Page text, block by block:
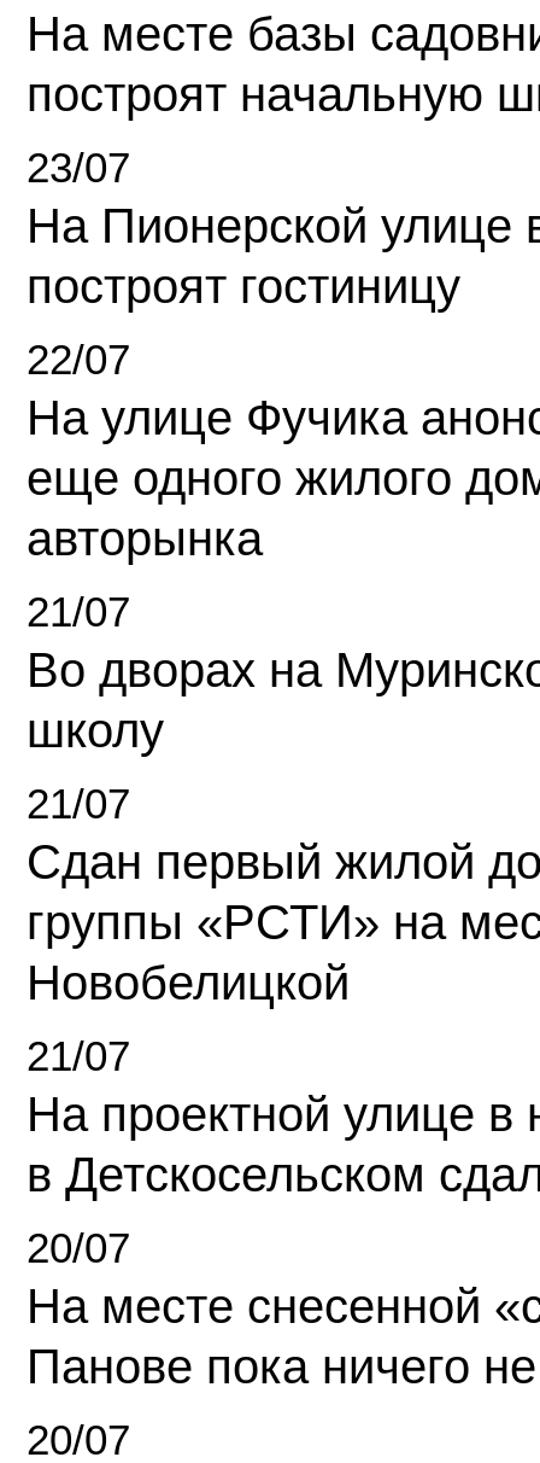
На месте базы
построят начальную
23/07
На Пионерской улице
построят гостиницу
22/07
На улице Фучика
еще одного жилого
авторынка
21/07
Во дворах на
школу
21/07
Сдан первый жилой
группы «РСТИ» на
Новобелицкой
21/07
На проектной улице
в Детскосельском
20/07
На месте снесенной
Панове пока ничего
20/07